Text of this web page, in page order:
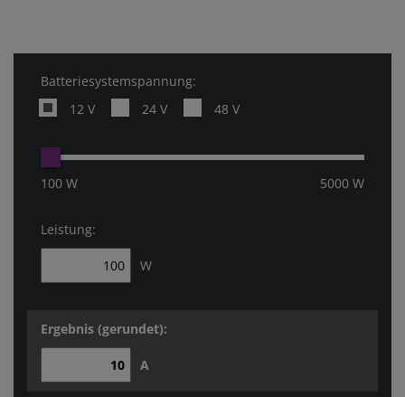
Batteriesystemspannung:
12 V
24 V 48 V
100 W 5000 W
Leistung:
W
Ergebnis (gerundet):
A